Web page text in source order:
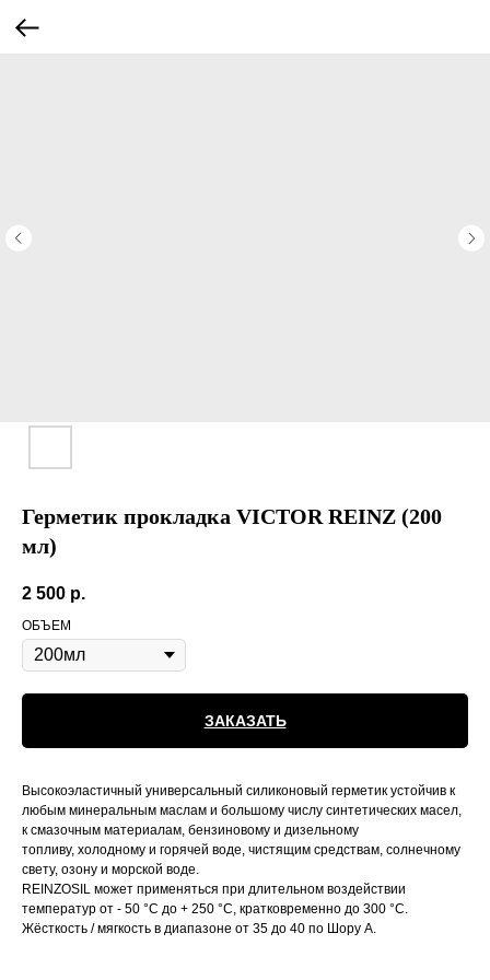
Герметик прокладка VICTOR REINZ (200
мл)
2 500 р.
ОБЪЕМ
ЗАКАЗАТЬ
Высокоэластичный универсальный силиконовый герметик устойчив к
любым минеральным маслам и большому числу синтетических масел,
к смазочным материалам, бензиновому и дизельному
топливу, холодному и горячей воде, чистящим средствам, солнечному
свету, озону и морской воде.
REINZOSIL может применяться при длительном воздействии
температур от - 50 °C до + 250 °C, кратковременно до 300 °C.
Жёсткость / мягкость в диапазоне от 35 до 40 по Шору A.